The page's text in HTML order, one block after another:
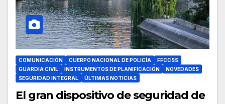
COMUNICACIÓN CUERPO NACIONAL DE POLICÍA
FFCCSS
GUARDIA CIVIL
INSTRUMENTOS DE PLANIFICACIÓN
NOVEDADES
SEGURIDAD INTEGRAL
ÚLTIMAS NOTICIAS
El gran dispositivo de seguridad de